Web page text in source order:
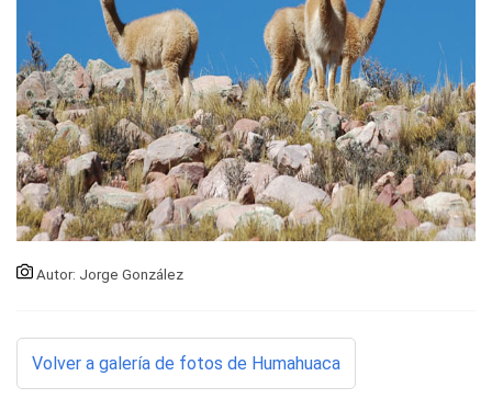
Autor: Jorge González
Volver a galería de fotos de Humahuaca